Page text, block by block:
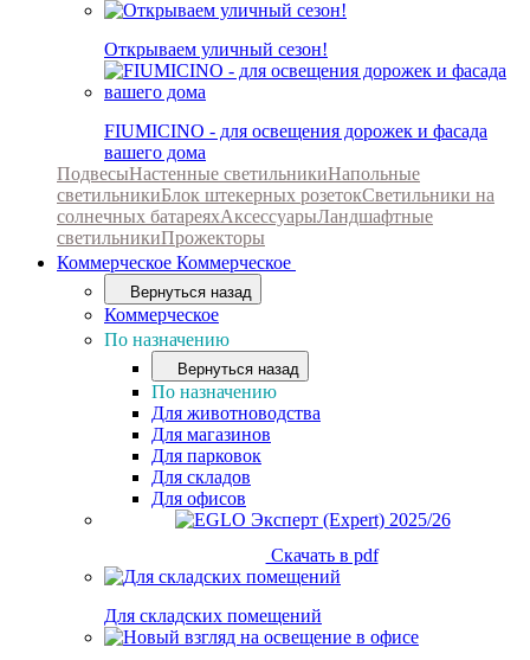
Открываем уличный сезон!
FIUMICINO - для освещения дорожек и фасада
вашего дома
ПодвесыНастенные светильникиНапольные
светильникиБлок штекерных розетокСветильники на
солнечных батареяхАксессуарыЛандшафтные
светильникиПрожекторы
Коммерческое Коммерческое
Вернуться назад
Коммерческое
По назначению
Вернуться назад
По назначению
Для животноводства
Для магазинов
Для парковок
Для складов
Для офисов
Скачать в pdf
Для складских помещений